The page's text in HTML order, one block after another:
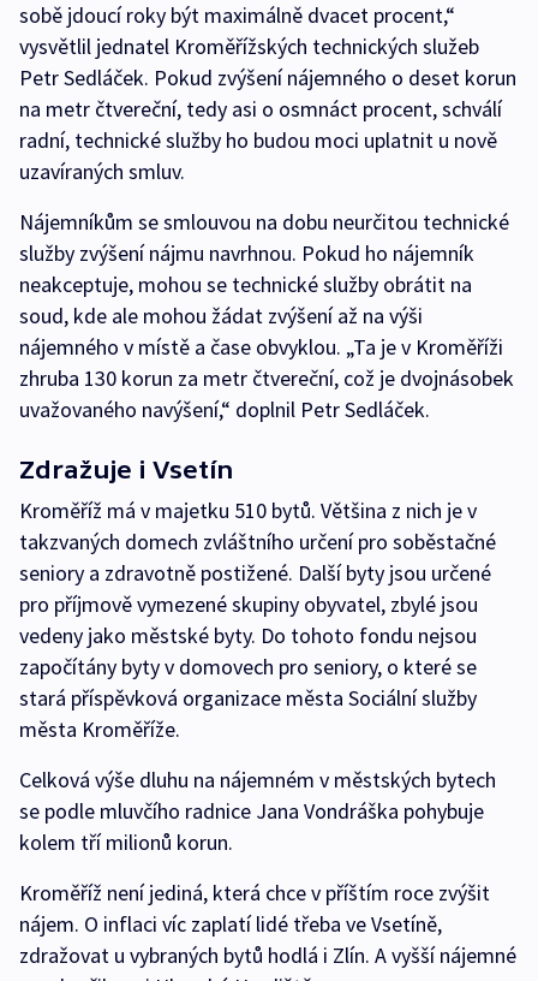
sobě jdoucí roky být maximálně dvacet procent,“
vysvětlil jednatel Kroměřížských technických služeb
Petr Sedláček. Pokud zvýšení nájemného o deset korun
na metr čtvereční, tedy asi o osmnáct procent, schválí
radní, technické služby ho budou moci uplatnit u nově
uzavíraných smluv.
Nájemníkům se smlouvou na dobu neurčitou technické
služby zvýšení nájmu navrhnou. Pokud ho nájemník
neakceptuje, mohou se technické služby obrátit na
soud, kde ale mohou žádat zvýšení až na výši
nájemného v místě a čase obvyklou. „Ta je v Kroměříži
zhruba 130 korun za metr čtvereční, což je dvojnásobek
uvažovaného navýšení,“ doplnil Petr Sedláček.
Zdražuje i Vsetín
Kroměříž má v majetku 510 bytů. Většina z nich je v
takzvaných domech zvláštního určení pro soběstačné
seniory a zdravotně postižené. Další byty jsou určené
pro příjmově vymezené skupiny obyvatel, zbylé jsou
vedeny jako městské byty. Do tohoto fondu nejsou
započítány byty v domovech pro seniory, o které se
stará příspěvková organizace města Sociální služby
města Kroměříže.
Celková výše dluhu na nájemném v městských bytech
se podle mluvčího radnice Jana Vondráška pohybuje
kolem tří milionů korun.
Kroměříž není jediná, která chce v příštím roce zvýšit
nájem. O inflaci víc zaplatí lidé třeba ve Vsetíně,
zdražovat u vybraných bytů hodlá i Zlín. A vyšší nájemné